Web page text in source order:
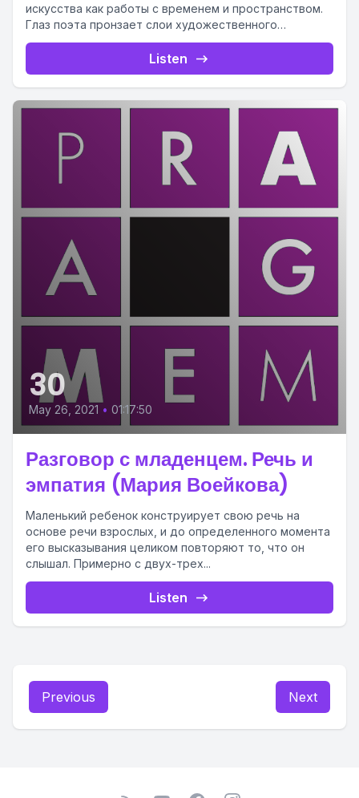
искусства как работы с временем и пространством.
Глаз поэта пронзает слои художественного
феномена, раскрывая его...
Listen
30
May 26, 2021 • 01:17:50
Разговор с младенцем. Речь и
эмпатия (Мария Воейкова)
Маленький ребенок конструирует свою речь на
основе речи взрослых, и до определенного момента
его высказывания целиком повторяют то, что он
слышал. Примерно с двух-трех...
Listen
Previous Next